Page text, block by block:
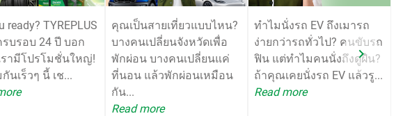
ready? TYREPLUS
บรอบ 24 ปี บอก
รามีโปรโมชั่นใหญ่!
นเร็วๆ นี้ เช...
คุณเป็นสายเที่ยวแบบไหน?
บางคนเปลี่ยนจังหวัดเพื่อ
พักผ่อน บางคนเปลี่ยนแค่
ที่นอน แล้วพักผ่อนเหมือน
กัน...
Read more
ทำไมนั่งรถ EV ถึงเมารถ
ง่ายกว่ารถทั่วไป? คนขับรถ
ฟิน แต่ทำไมคนนั่งถึงดูฝืน?
ถ้าคุณเคยนั่งรถ EV แล้วรู...
Read more